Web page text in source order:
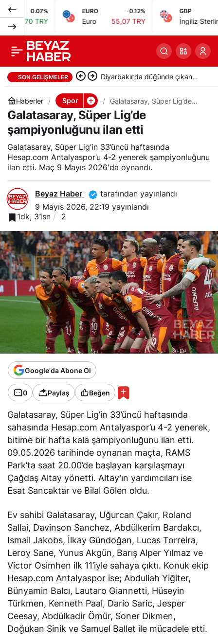
EURO -0.12%
55,07 TRY İngiliz Sterlini 64,33
SON GELIŞMELER Diyarbakır’da düğünde çıkan
Haberler Spor
Galatasaray, Süper Lig’de
şampiyonluğunu ilan etti
Galatasaray, Süper Lig’de
şampiyonluğunu ilan etti
Galatasaray, Süper Lig’in 33’üncü haftasında
Hesap.com Antalyaspor’u 4-2 yenerek şampiyonluğunu
ilan etti. Maç 9 Mayıs 2026'da oynandı.
Beyaz Haber
tarafından yayınlandı
9 Mayıs 2026, 22:19 yayınlandı
1dk, 31sn
2
Google'da Abone Ol
0 Paylaş Beğen
Galatasaray, Süper Lig’in 33’üncü haftasında
sahasında Hesap.com Antalyaspor’u 4-2 yenerek,
bitime bir hafta kala şampiyonluğunu ilan etti.
09.05.2026 tarihinde oynanan maçta, RAMS
Park’ta saat 20.00’de başlayan karşılaşmayı
Çağdaş Altay yönetti. Altay’ın yardımcıları ise
Esat Sancaktar ve Bilal Gölen oldu.
Ev sahibi Galatasaray, Uğurcan Çakır, Roland
Sallai, Davinson Sanchez, Abdülkerim Bardakcı,
Ismail Jakobs, İlkay Gündoğan, Lucas Torreira,
Leroy Sane, Yunus Akgün, Barış Alper Yılmaz ve
Victor Osimhen ilk 11’iyle sahaya çıktı. Konuk ekip
Hesap.com Antalyaspor ise; Abdullah Yiğiter,
Bünyamin Balcı, Lautaro Giannetti, Hüseyin
Türkmen, Kenneth Paal, Dario Saric, Jesper
Ceesay, Abdülkadir Ömür, Soner Dikmen,
Doğukan Sinik ve Samuel Ballet ile mücadele etti.
Çeşme Yarı Maratonu
5K gün batımı
koşusuyla başladı
0 Paylaş